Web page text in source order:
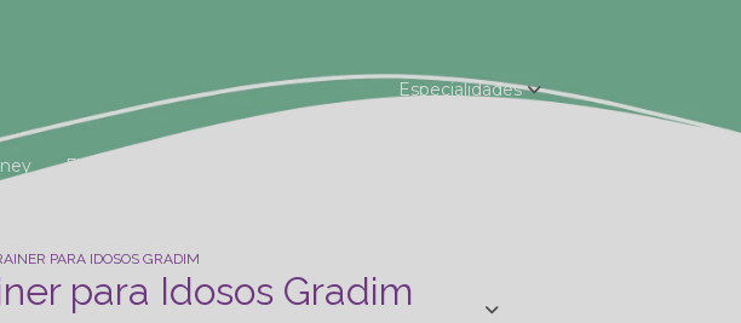
Especialidades
Fisioterapia
PARA IDOSOS GRADIM
para Idosos Gradim